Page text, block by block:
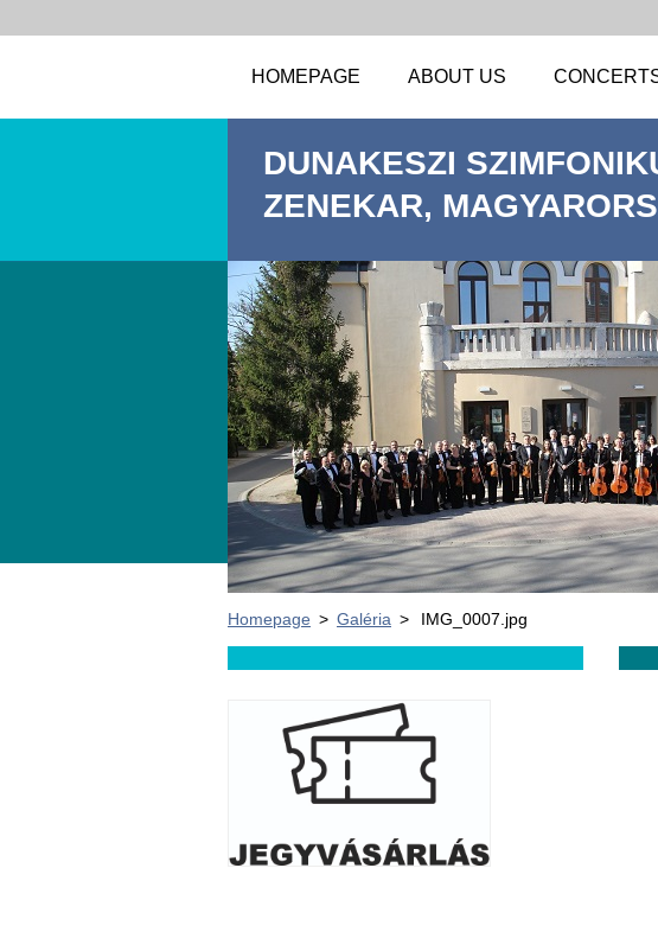
HOMEPAGE ABOUT US
DUNAKESZI
ZENEKAR,
Homepage > Galéria > IMG_0007.jpg